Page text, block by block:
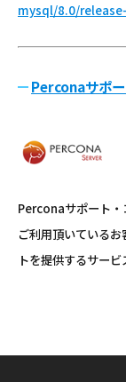
mysql/8.0/
Perconaサポ
Perconaサポート
ご利用頂いている
トを提供するサービ